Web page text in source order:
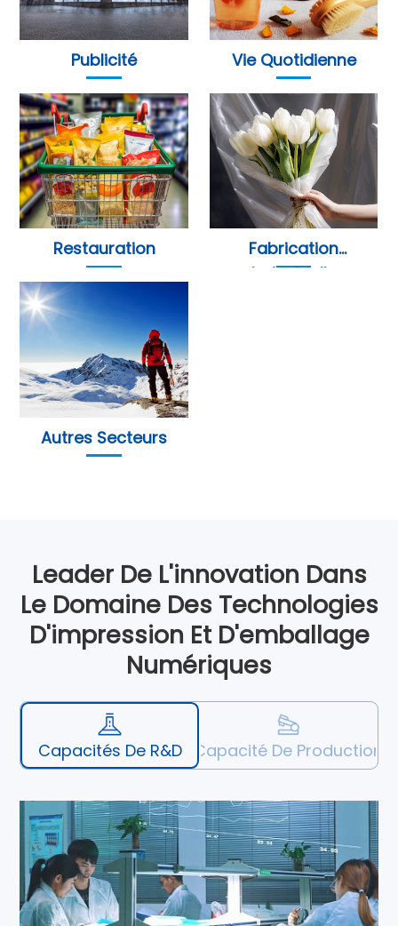
Publicité Vie Quotidienne
Restauration
Fabrication
Industrielle
Autres Secteurs
Leader De L'innovation Dans
Le Domaine Des Technologies
D'impression Et D'emballage
Numériques
Capacités De R&D Capacité De Production